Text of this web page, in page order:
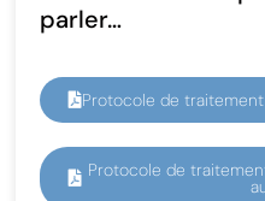
parler…
Protocole de
Protocole de